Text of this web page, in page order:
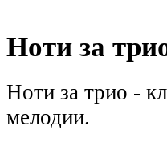
Ноти за
Ноти за трио -
мелодии.